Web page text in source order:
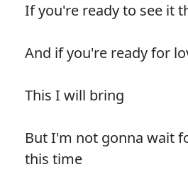
If you're ready to see it
And if you're ready for
This I will bring
But I'm not gonna wait
this time